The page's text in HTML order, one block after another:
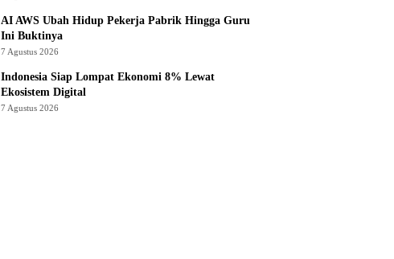
AI AWS Ubah Hidup Pekerja Pabrik Hingga Guru
Ini Buktinya
7 Agustus 2026
Indonesia Siap Lompat Ekonomi 8% Lewat
Ekosistem Digital
7 Agustus 2026